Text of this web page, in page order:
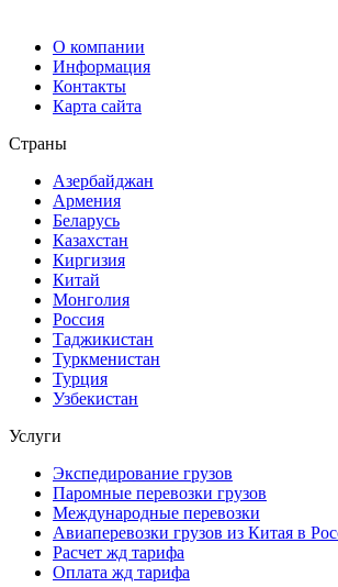
О компании
Информация
Контакты
Карта сайта
Страны
Азербайджан
Армения
Беларусь
Казахстан
Киргизия
Китай
Монголия
Россия
Таджикистан
Туркменистан
Турция
Узбекистан
Услуги
Экспедирование грузов
Паромные перевозки грузов
Международные перевозки
Авиаперевозки грузов из Китая в
Расчет жд тарифа
Оплата жд тарифа